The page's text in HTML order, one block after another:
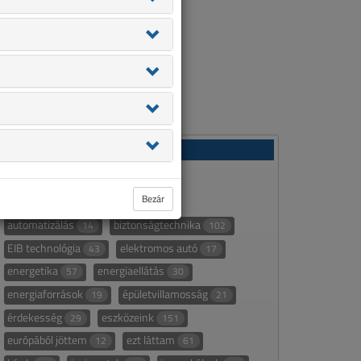
áttekintő táblázat 232
107
automatizálás 14 biztonságtechnika 102
EIB technológia 43 elektromos autó 17
energetika 57 energiaellátás 30
energiaforrások 19 épületvillamosság 21
érdekesség 29 eszközeink 151
európából jöttem 12 ezt láttam 61
Bezár